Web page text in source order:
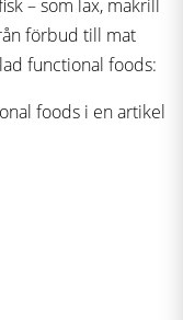
– som lax, makrill
förbud till mat
functional foods:
foods i en artikel